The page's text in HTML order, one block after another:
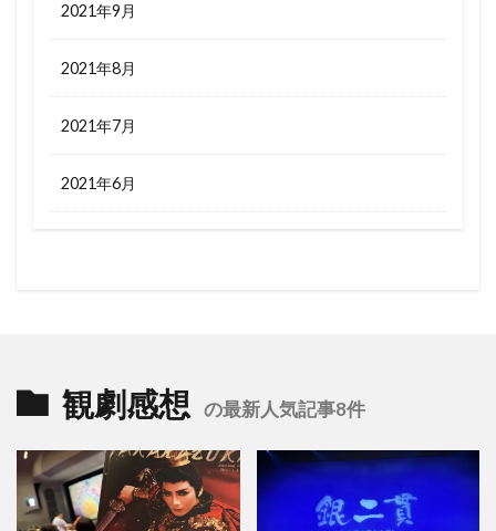
2021年9月
2021年8月
2021年7月
2021年6月
観劇感想 の最新人気記事8件